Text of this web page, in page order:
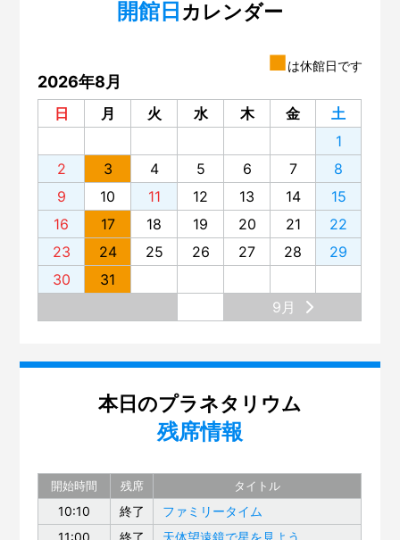
開館日 カレンダー
■は休館日です
2026年8月
日 月 火 水 木 金
土
1
2
3 4 5 6 7
8
9
10 11 12 13 14
15
16
17 18 19 20 21
22
23
24 25 26 27 28
29
30
31
9月
本日のプラネタリウム
残席情報
開始時間 残席 タイトル
10:10 終了
ファミリータイム